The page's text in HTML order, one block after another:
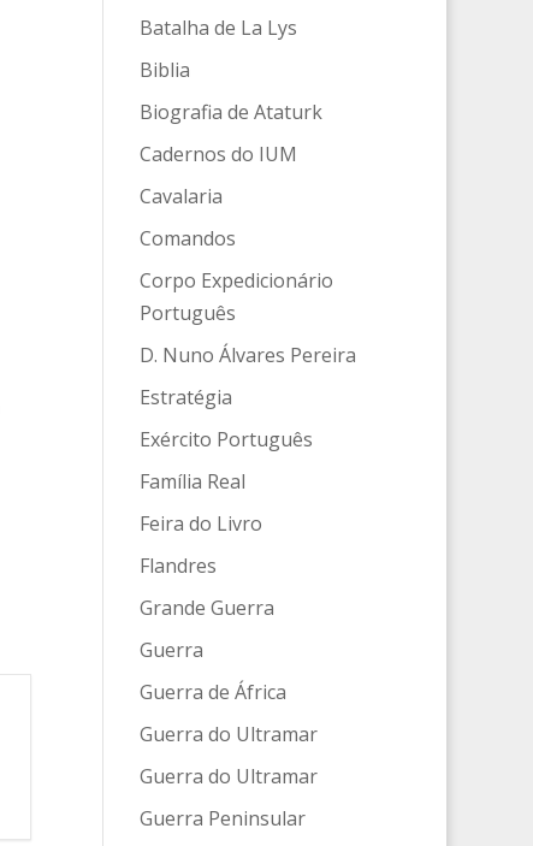
Batalha de La Lys
Biblia
Biografia de Ataturk
Cadernos do IUM
Cavalaria
Comandos
Corpo Expedicionário
Português
D. Nuno Álvares Pereira
Estratégia
Exército Português
Família Real
Feira do Livro
Flandres
Grande Guerra
Guerra
Guerra de África
Guerra do Ultramar
Guerra do Ultramar
Guerra Peninsular